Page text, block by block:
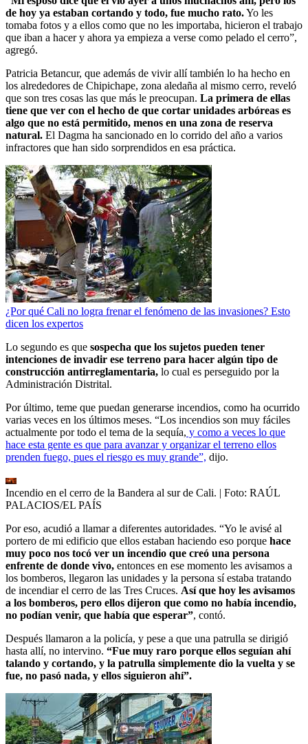
de hoy ya estaban cortando y todo, fue mucho rato.Yo les
tomaba fotos y a ellos como que no les importaba, hicieron el trabajo
que iban a hacer y ahora ya empieza a verse como pelado el cerro”,
agregó.
Patricia Betancur, que además de vivir allí también lo ha hecho en
los alrededores de Chipichape, zona aledaña al mismo cerro, reveló
que son tres cosas las que más le preocupan. La primera de ellas
tiene que ver con el hecho de que cortar unidades arbóreas es
algo que no está permitido, menos en una zona de reserva
natural. El Dagma ha sancionado en lo corrido del año a varios
infractores que han sido sorprendidos en esa práctica.
¿Por qué Cali no logra frenar el fenómeno de las invasiones? Esto
dicen los expertos
Lo segundo es que sospecha que los sujetos pueden tener
intenciones de invadir ese terreno para hacer algún tipo de
construcción antirreglamentaria, lo cual es perseguido por la
Administración Distrital.
Por último, teme que puedan generarse incendios, como ha ocurrido
varias veces en los últimos meses. “Los incendios son muy fáciles
actualmente por todo el tema de la sequía, y como a veces lo que
hace esta gente es que para avanzar y organizar el terreno ellos
prenden fuego, pues el riesgo es muy grande”, dijo.
Incendio en el cerro de la Bandera al sur de Cali. | Foto: RAÚL
PALACIOS/EL PAÍS
Por eso, acudió a llamar a diferentes autoridades. “Yo le avisé al
portero de mi edificio que ellos estaban haciendo eso porque hace
muy poco nos tocó ver un incendio que creó una persona
enfrente de donde vivo, entonces en ese momento les avisamos a
los bomberos, llegaron las unidades y la persona sí estaba tratando
de incendiar el cerro de las Tres Cruces. Así que hoy les avisamos
a los bomberos, pero ellos dijeron que como no había incendio,
no podían venir, que había que esperar”, contó.
Después llamaron a la policía, y pese a que una patrulla se dirigió
hasta allí, no intervino. “Fue muy raro porque ellos seguían ahí
talando y cortando, y la patrulla simplemente dio la vuelta y se
fue, no pasó nada, y ellos siguieron ahí”.